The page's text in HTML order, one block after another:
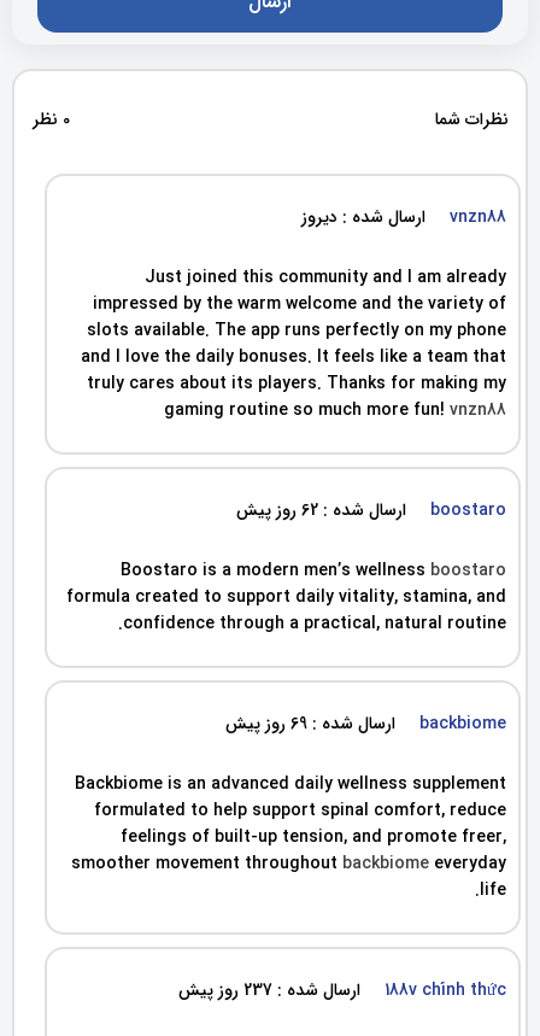
نظرات شما 0 نظر
vnzn88 ارسال شده : دیروز
Just joined this community and I am already
impressed by the warm welcome and the variety of
slots available. The app runs perfectly on my phone
and I love the daily bonuses. It feels like a team that
truly cares about its players. Thanks for making my
gaming routine so much more fun! vnzn88
boostaro ارسال شده : 62 روز پیش
Boostaro is a modern men’s wellness boostaro
formula created to support daily vitality, stamina, and
confidence through a practical, natural routine.
backbiome ارسال شده : 69 روز پیش
Backbiome is an advanced daily wellness supplement
formulated to help support spinal comfort, reduce
feelings of built-up tension, and promote freer,
smoother movement throughout backbiome everyday
life.
188v chính thức ارسال شده : 237 روز پیش